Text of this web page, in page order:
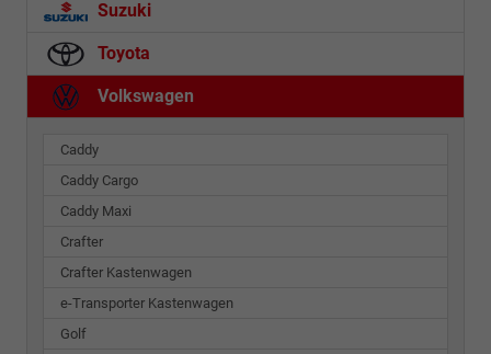
Suzuki
Toyota
Volkswagen
Caddy
Caddy Cargo
Caddy Maxi
Crafter
Crafter Kastenwagen
e-Transporter Kastenwagen
Golf